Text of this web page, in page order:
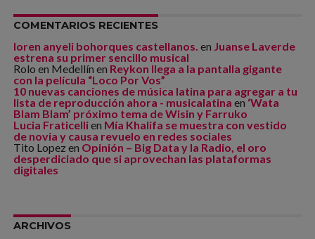
COMENTARIOS RECIENTES
loren anyeli bohorques castellanos. en Juanse Laverde
estrena su primer sencillo musical
Rolo en Medellín en Reykon llega a la pantalla gigante
con la película “Loco Por Vos”
10 nuevas canciones de música latina para agregar a tu
lista de reproducción ahora - musicalatina en ‘Wata
Blam Blam’ próximo tema de Wisin y Farruko
Lucia Fraticellien Mía Khalifa se muestra con vestido
de novia y causa revuelo en redes sociales
Tito Lopez en Opinión – Big Data y la Radio, el oro
desperdiciado que si aprovechan las plataformas
digitales
ARCHIVOS